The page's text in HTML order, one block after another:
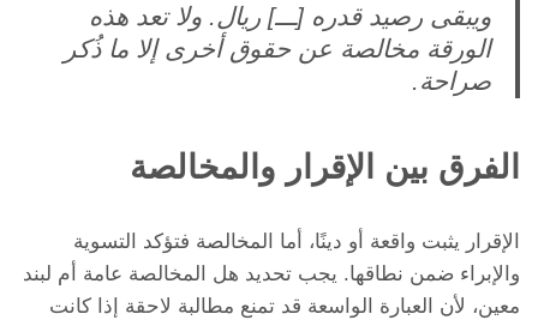
ويبقى رصيد قدره [ـــ] ريال. ولا تعد هذه
الورقة مخالصة عن حقوق أخرى إلا ما ذُكر
صراحة.
الفرق بين الإقرار والمخالصة
الإقرار يثبت واقعة أو دينًا، أما المخالصة فتؤكد التسوية
والإبراء ضمن نطاقها. يجب تحديد هل المخالصة عامة أم لبند
معين، لأن العبارة الواسعة قد تمنع مطالبة لاحقة إذا كانت